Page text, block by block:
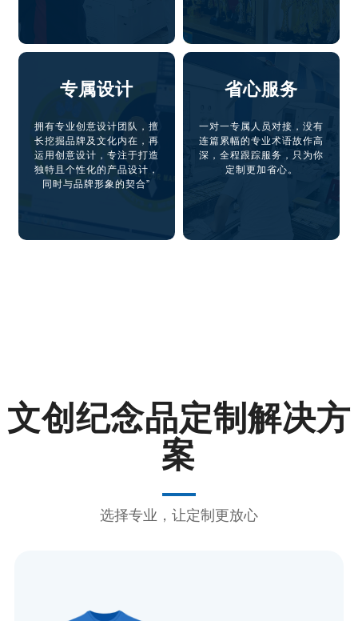
专属设计
拥有专业创意设计团队，擅
长挖掘品牌及文化内在，再
运用创意设计，专注于打造
独特且个性化的产品设计，
同时与品牌形象的契合”
省心服务
一对一专属人员对接，没有
连篇累幅的专业术语故作高
深，全程跟踪服务，只为你
定制更加省心。
文创纪念品定制解决方
案
选择专业，让定制更放心